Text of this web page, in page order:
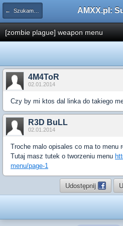
← Szukam pluginu
[zombie plague] weapon menu
4M4ToR
02.01.2014
Czy by mi ktos dal linka do takiego
R3D BuLL
02.01.2014
Troche malo opisales co ma to menu
Tutaj masz tutek o tworzeniu menu
menu/page-1
Udostępnij